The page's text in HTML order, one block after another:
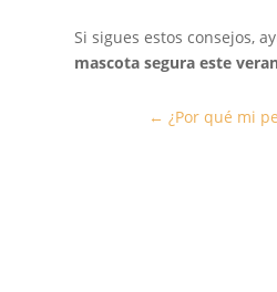
Si sigues estos consejos,
mascota segura este
←¿Por qué mi